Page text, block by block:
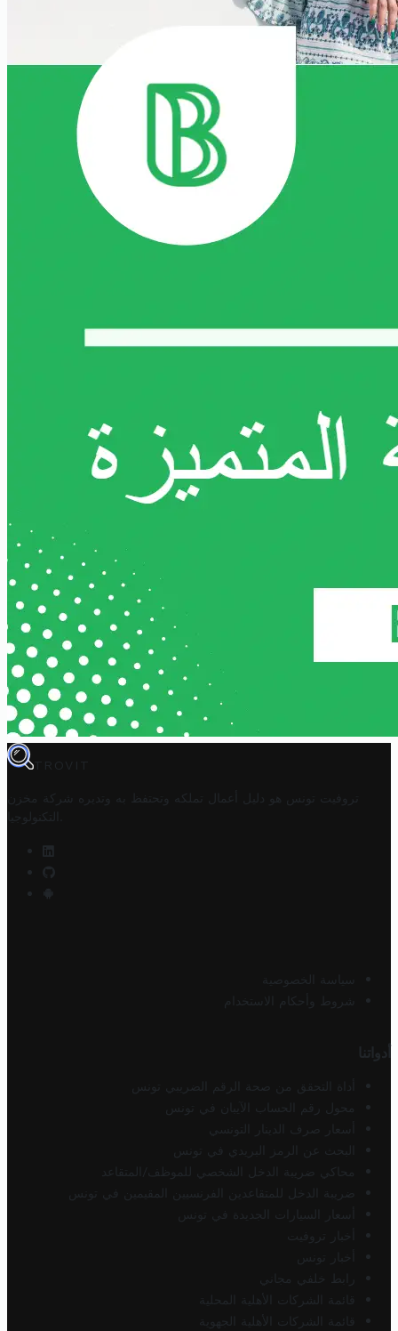
TROVIT
تروفيت تونس هو دليل أعمال تملكه وتحتفظ به وتديره
شركة مخزن
التكنولوجيا
سياسة الخصوصية
شروط وأحكام الاستخدام
أدواتنا
أداة التحقق من صحة الرقم الضريبي تونس
محول رقم الحساب الآيبان في تونس
أسعار صرف الدينار التونسي
البحث عن الرمز البريدي في تونس
محاكي ضريبة الدخل الشخصي للموظف/المتقاعد
ضريبة الدخل للمتقاعدين الفرنسيين المقيمين في تونس
أسعار السيارات الجديدة في تونس
أخبار تروفيت
أخبار تونس
رابط خلفي مجاني
قائمة الشركات الأهلية المحلية
قائمة الشركات الأهلية الجهوية